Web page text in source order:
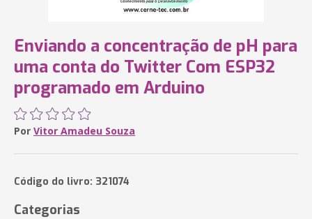
Enviando a concentração de pH para
uma conta do Twitter Com ESP32
programado em Arduino
Por Vitor Amadeu Souza
Código do livro: 321074
Categorias